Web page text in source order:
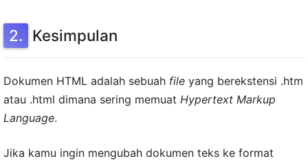
Kesimpulan
Dokumen HTML adalah sebuah file yang berekstensi .htm
atau .html dimana sering memuat Hypertext Markup
Language.
Jika kamu ingin mengubah dokumen teks ke format